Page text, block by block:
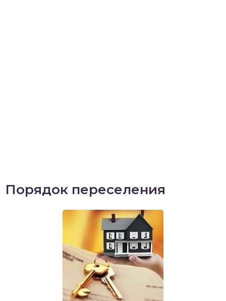
Порядок переселения